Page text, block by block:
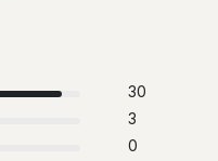
30
3
0